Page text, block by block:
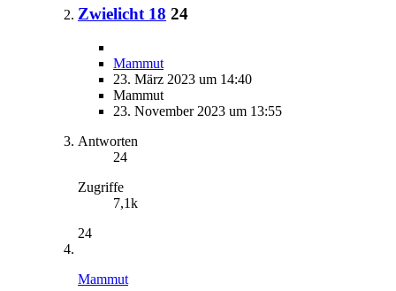
Zwielicht 18 24
Mammut
23. März 2023 um 14:40
Mammut
23. November 2023 um 13:55
Antworten
24
Zugriffe
7,1k
24
Mammut